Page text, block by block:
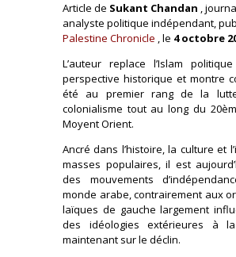
Article de Sukant Chandan ,
analyste politique indépendant,
Palestine Chronicle , le 4 octobre
L’auteur replace l’Islam
perspective historique et montre
été au premier rang de la
colonialisme tout au long du
Moyent Orient.
Ancré dans l’histoire, la culture et
masses populaires, il est
des mouvements
monde arabe, contrairement aux
laïques de gauche largement
des idéologies extérieures à
maintenant sur le déclin.